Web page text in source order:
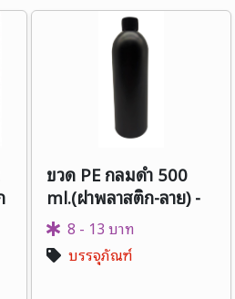
ขวด PE กลมดำ 500
ml.(ฝาพลาสติก-ลาย) -
(ฝา Flip) คอ 24
8 - 13 บาท
บรรจุภัณฑ์